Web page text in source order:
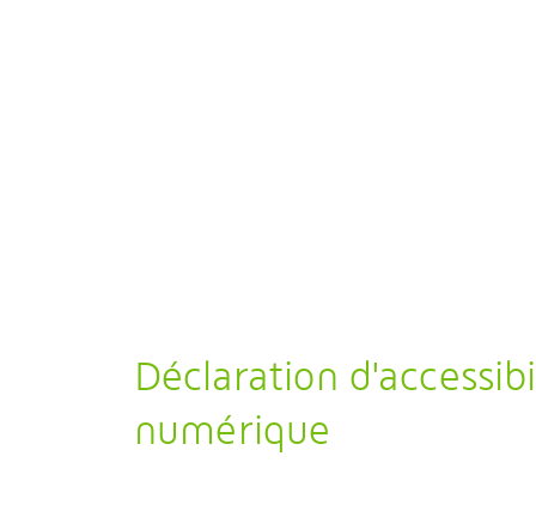
Déclaration
numérique